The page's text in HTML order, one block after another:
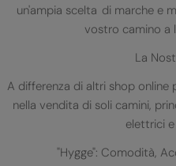
un'ampia scelta di marche e
vostro camino a
La
A differenza di altri shop online
nella vendita di soli camini,
elettrici
"Hygge": Comodità,